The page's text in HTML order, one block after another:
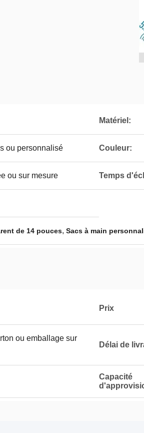
Matériel:
ou personnalisé Couleur:
ou sur mesure Temps
de 14 pouces, Sacs à main
Prix
ou emballage sur
Délai de
Capacité